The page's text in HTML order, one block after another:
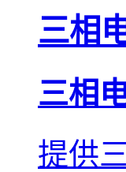
三相
三相
提供